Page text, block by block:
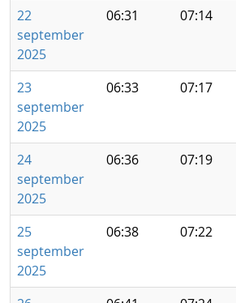
22
september
2025
06:31 07:14
23
september
2025
06:33 07:17
24
september
2025
06:36 07:19
25
september
2025
06:38 07:22